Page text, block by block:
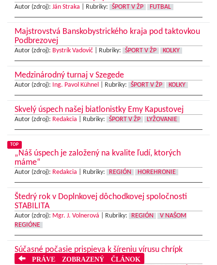
Autor (zdroj): Ján Straka Rubriky: ŠPORT V ŽP FUTBAL
Majstrovstvá Banskobystrického kraja pod taktovkou
Podbrezovej
Autor (zdroj): Bystrík Vadovič Rubriky: ŠPORT V ŽP KOLKY
Medzinárodný turnaj v Szegede
Autor (zdroj): Ing. Pavol Kühnel Rubriky: ŠPORT V ŽP KOLKY
Skvelý úspech našej biatlonistky Emy Kapustovej
Autor (zdroj): Redakcia Rubriky: ŠPORT V ŽP LYŽOVANIE
TOP
„Náš úspech je založený na kvalite ľudí, ktorých
máme“
Autor (zdroj): Redakcia Rubriky: REGIÓN HOREHRONIE
Štedrý rok v Doplnkovej dôchodkovej spoločnosti
STABILITA
Autor (zdroj): Mgr. J. Volnerová Rubriky: REGIÓN
V NAŠOM
REGIÓNE
Súčasné počasie prispieva k šíreniu vírusu chrípk
PRÁVE ZOBRAZENÝ ČLÁNOK